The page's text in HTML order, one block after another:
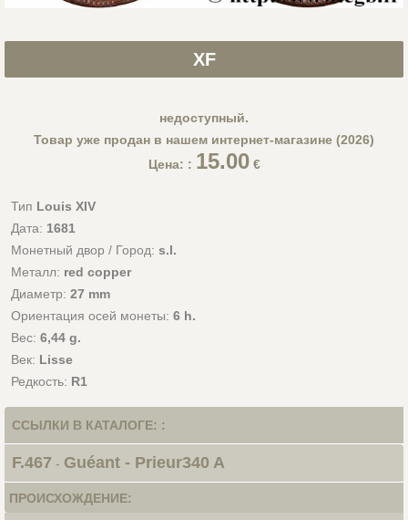
XF
недоступный.
Товар уже продан в нашем интернет-магазине (2026)
Цена: : 15.00€
Тип Louis XIV
Дата: 1681
Монетный двор / Город: s.l.
Металл: red copper
Диаметр: 27 mm
Ориентация осей монеты: 6 h.
Вес: 6,44 g.
Век: Lisse
Редкость: R1
ССЫЛКИ В КАТАЛОГЕ: :
F.467 - Guéant - Prieur340 A
ПРОИСХОЖДЕНИЕ: